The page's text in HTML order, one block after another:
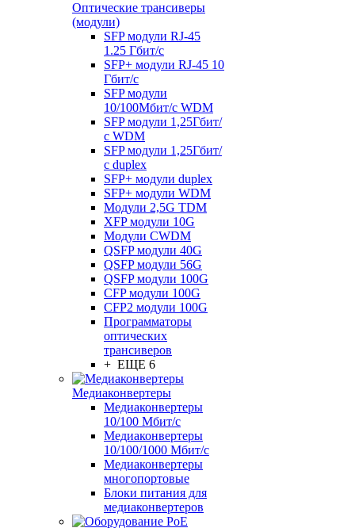
Оптические трансиверы
(модули)
SFP модули RJ-45
1.25 Гбит/c
SFP+ модули RJ-45 10
Гбит/c
SFP модули
10/100Мбит/с WDM
SFP модули 1,25Гбит/
с WDM
SFP модули 1,25Гбит/
с duplex
SFP+ модули duplex
SFP+ модули WDM
Модули 2,5G TDM
XFP модули 10G
Модули CWDM
QSFP модули 40G
QSFP модули 56G
QSFP модули 100G
CFP модули 100G
CFP2 модули 100G
Программаторы
оптических
трансиверов
+ ЕЩЕ 6
Медиаконвертеры
Медиаконвертеры
10/100 Мбит/с
Медиаконвертеры
10/100/1000 Мбит/c
Медиаконвертеры
многопортовые
Блоки питания для
медиаконвертеров